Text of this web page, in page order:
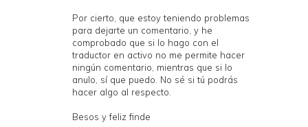
Por cierto, que estoy teniendo problemas
para dejarte un comentario, y he
comprobado que si lo hago con el
traductor en activo no me permite hacer
ningún comentario, mientras que si lo
anulo, sí que puedo. No sé si tú podrás
hacer algo al respecto.
Besos y feliz finde